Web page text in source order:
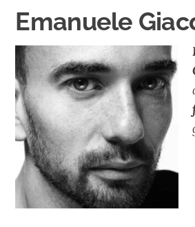
Emanuele